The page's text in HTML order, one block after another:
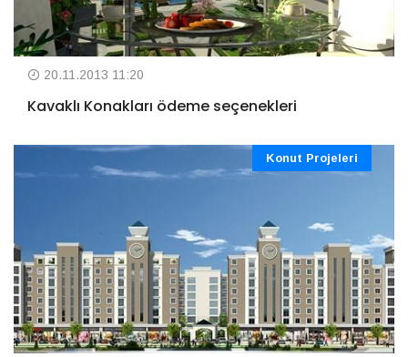
20.11.2013 11:20
Kavaklı Konakları ödeme seçenekleri
Konut Projeleri